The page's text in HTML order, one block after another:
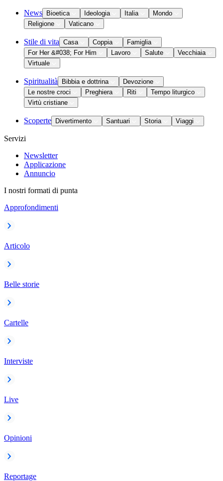
News Bioetica Ideologia Italia
Mondo
Religione
Vaticano
Stile di vita Casa Coppia
Famiglia
For Her &#038; For Him
Lavoro Salute
Vecchiaia
Virtuale
Spiritualità Bibbia e dottrina
Devozione
Le nostre croci
Preghiera Riti
Tempo liturgico
Virtù cristiane
Scoperte Divertimento Santuari Storia Viaggi
Servizi
Newsletter
Applicazione
Annuncio
I nostri formati di punta
Approfondimenti
Articolo
Belle storie
Cartelle
Interviste
Live
Opinioni
Reportage